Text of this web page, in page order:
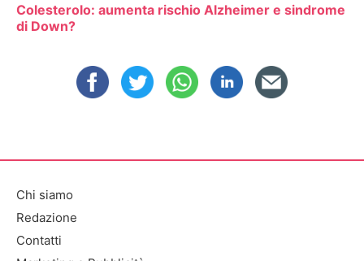
Colesterolo: aumenta rischio Alzheimer e sindrome
di Down?
Chi siamo
Redazione
Contatti